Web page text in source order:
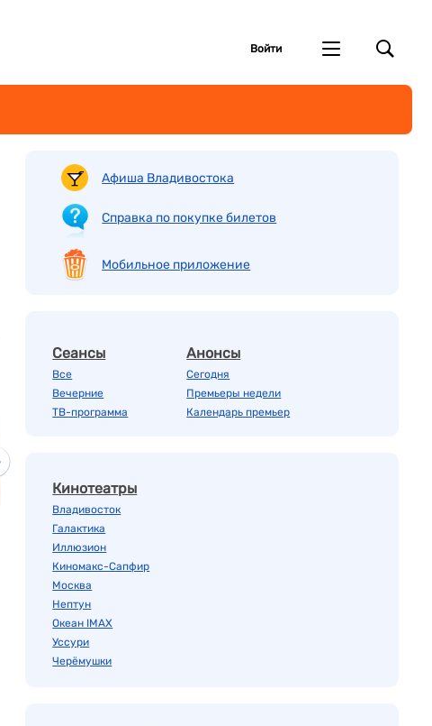
Войти
Афиша Владивостока
Справка по покупке билетов
Мобильное приложение
Сеансы
Все
Вечерние
ТВ-программа
Анонсы
Сегодня
Премьеры недели
Календарь премьер
Кинотеатры
Владивосток
Галактика
Иллюзион
Киномакс-Сапфир
Москва
Нептун
Океан IMAX
Уссури
Черёмушки